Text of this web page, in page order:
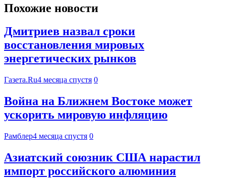
Похожие новости
Дмитриев назвал сроки
восстановления мировых
энергетических рынков
Газета.Ru4 месяца спустя 0
Война на Ближнем Востоке может
ускорить мировую инфляцию
Рамблер4 месяца спустя 0
Азиатский союзник США нарастил
импорт российского алюминия